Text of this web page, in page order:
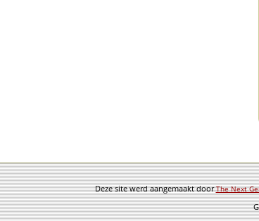
Deze site werd aangemaakt doorThe Next